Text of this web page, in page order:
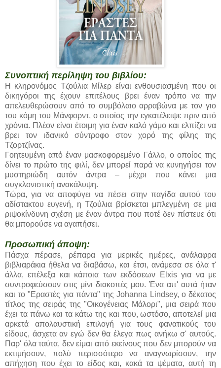
Συνοπτική περίληψη του βιβλίου:
H κληρονόμος Τζούλια Μίλερ είναι ενθουσιασμένη που οι
δικηγόροι της έχουν επιτέλους βρει έναν τρόπο να την
απελευθερώσουν από το συμβόλαιο αρραβώνα με τον γιο
του κόμη του Μάνφορντ, ο οποίος την εγκατέλειψε πριν από
χρόνια. Πλέον είναι έτοιμη για έναν καλό γάμο και ελπίζει να
βρει τον ιδανικό σύντροφο στον χορό της φίλης της
Τζορτζίνας.
Γοητευμένη από έναν μασκοφορεμένο Γάλλο, ο οποίος της
δίνει το πρώτο της φιλί, δεν μπορεί παρά να κυνηγήσει τον
μυστηριώδη αυτόν άντρα – μέχρι που κάνει μια
συγκλονιστική ανακάλυψη.
Τώρα, για να αποφύγει να πέσει στην παγίδα αυτού του
αδίστακτου ευγενή, η Τζούλια βρίσκεται μπλεγμένη σε μια
ριψοκίνδυνη σχέση με έναν άντρα που ποτέ δεν πίστευε ότι
θα μπορούσε να αγαπήσει.
Προσωπική άποψη:
Πάσχα πέρασε, ρέπαρα για μερικές ημέρες, ανάλαφρα
βιβλιαράκια ήθελα να διαβάσω, και έτσι, ανάμεσα σε όλα τ'
άλλα, επέλεξα και κάποια των εκδόσεων Elxis για να με
συντροφεύσουν στις μίνι διακοπές μου. Ένα απ' αυτά ήταν
και το "Εραστές για πάντα" της Johanna Lindsey, ο δέκατος
τίτλος της σειράς της "Οικογένειας Μάλορι", μια σειρά που
έχει τα πάνω και τα κάτω της και που, ωστόσο, αποτελεί μια
αρκετά απολαυστική επιλογή για τους φανατικούς του
είδους, άσχετα αν εγώ δεν θα έλεγα πως ανήκω σ' αυτούς.
Παρ' όλα ταύτα, δεν είμαι από εκείνους που δεν μπορούν να
εκτιμήσουν, πολύ περισσότερο να αναγνωρίσουν, την
απήχηση που έχει το είδος και, κακά τα ψέματα, αυτή τη